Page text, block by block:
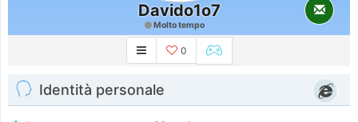
Davido1o7
Molto tempo
0
Identità personale